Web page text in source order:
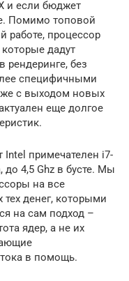
и если бюджет
Помимо топовой
работе, процессор
дадут
рендеринге, без
специфичными
с выходом новых
еще долгое
примечателен i7-
до 4,5 Ghz в бусте. Мы
на все
денег, которыми
на сам подход –
ядер, а не их
в помощь.